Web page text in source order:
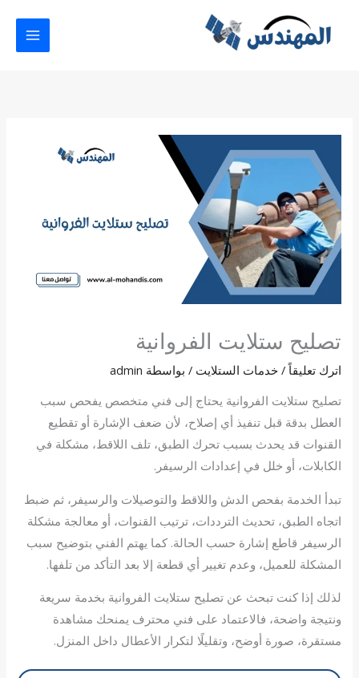
تصليح ستلايت الفروانية
اترك تعليقاً /خدمات الستلايت / بواسطة admin
تصليح ستلايت الفروانية يحتاج إلى فني متخصص يفحص سبب
العطل بدقة قبل تنفيذ أي إصلاح، لأن ضعف الإشارة أو تقطيع
القنوات قد يحدث بسبب تحرك الطبق، تلف اللاقط، مشكلة في
الكابلات، أو خلل في إعدادات الرسيفر.
تبدأ الخدمة بفحص الدش واللاقط والتوصيلات والرسيفر، ثم ضبط
اتجاه الطبق، تحديث الترددات، ترتيب القنوات، أو معالجة مشكلة
الرسيفر قاطع إشارة حسب الحالة. كما يهتم الفني بتوضيح سبب
المشكلة للعميل، وعدم تغيير أي قطعة إلا بعد التأكد من تلفها.
لذلك إذا كنت تبحث عن تصليح ستلايت الفروانية بخدمة سريعة
ونتيجة واضحة، فالاعتماد على فني محترف يمنحك مشاهدة
مستقرة، صورة أوضح، وتقليلًا لتكرار الأعطال داخل المنزل.